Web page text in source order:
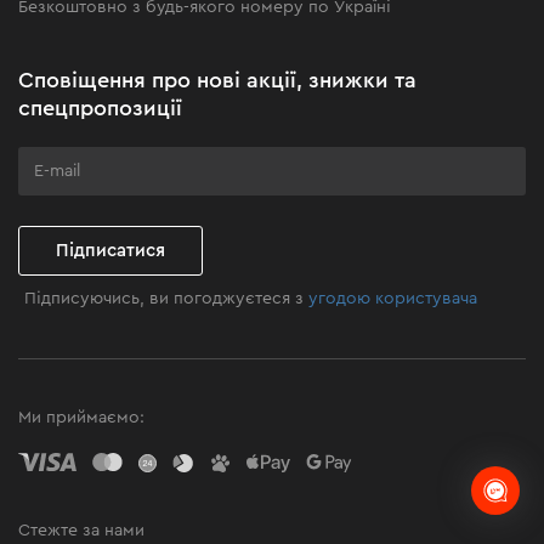
Клуб майстерності
Безкоштовно з будь-якого номеру по Україні
Сповіщення про нові акції, знижки та
спецпропозиції
Підписатися
Підписуючись, ви погоджуєтеся зугодою користувача
Ми приймаємо:
Стежте за нами